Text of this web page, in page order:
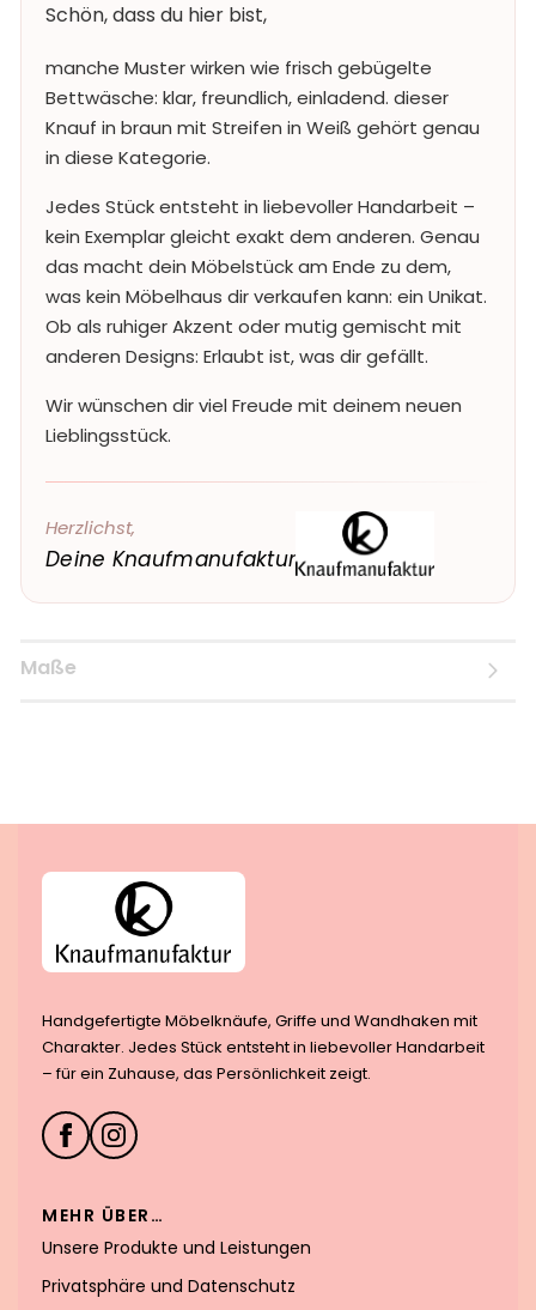
Schön, dass du hier bist,
manche Muster wirken wie frisch gebügelte
Bettwäsche: klar, freundlich, einladend. dieser
Knauf in braun mit Streifen in Weiß gehört genau
in diese Kategorie.
Jedes Stück entsteht in liebevoller Handarbeit –
kein Exemplar gleicht exakt dem anderen. Genau
das macht dein Möbelstück am Ende zu dem,
was kein Möbelhaus dir verkaufen kann: ein Unikat.
Ob als ruhiger Akzent oder mutig gemischt mit
anderen Designs: Erlaubt ist, was dir gefällt.
Wir wünschen dir viel Freude mit deinem neuen
Lieblingsstück.
Herzlichst,
Deine Knaufmanufaktur
Maße
Handgefertigte Möbelknäufe, Griffe und Wandhaken mit
Charakter. Jedes Stück entsteht in liebevoller Handarbeit
– für ein Zuhause, das Persönlichkeit zeigt.
MEHR ÜBER…
Unsere Produkte und Leistungen
Privatsphäre und Datenschutz